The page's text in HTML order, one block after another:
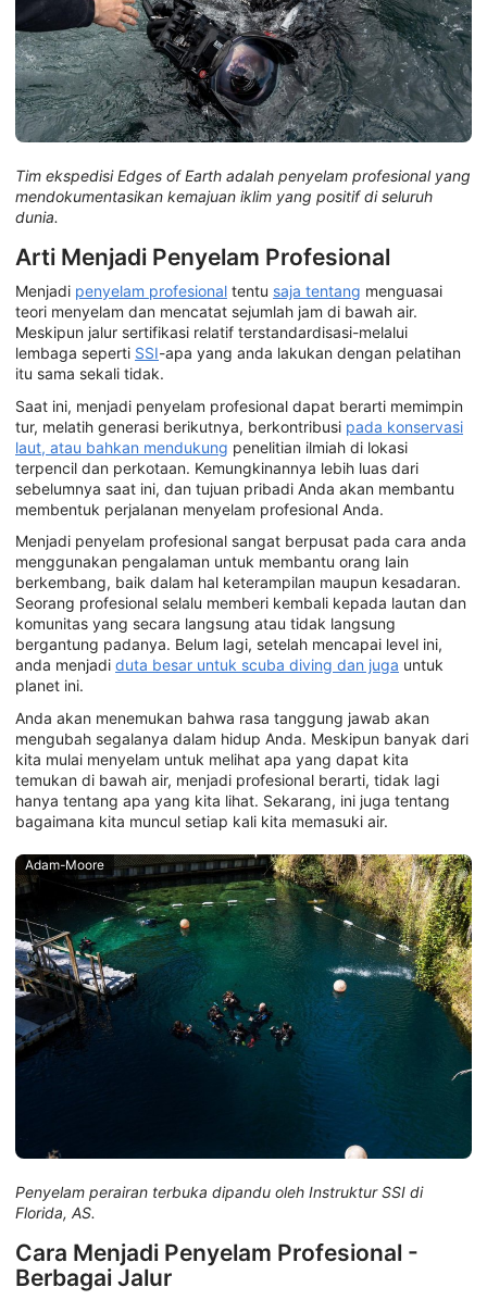
Tim ekspedisi Edges of Earth adalah penyelam profesional yang
mendokumentasikan kemajuan iklim yang positif di seluruh
dunia.
Arti Menjadi Penyelam Profesional
Menjadi penyelam profesional tentu saja tentang menguasai
teori menyelam dan mencatat sejumlah jam di bawah air.
Meskipun jalur sertifikasi relatif terstandardisasi-melalui
lembaga seperti SSI-apa yang anda lakukan dengan pelatihan
itu sama sekali tidak.
Saat ini, menjadi penyelam profesional dapat berarti memimpin
tur, melatih generasi berikutnya, berkontribusi pada konservasi
laut, atau bahkan mendukung penelitian ilmiah di lokasi
terpencil dan perkotaan. Kemungkinannya lebih luas dari
sebelumnya saat ini, dan tujuan pribadi Anda akan membantu
membentuk perjalanan menyelam profesional Anda.
Menjadi penyelam profesional sangat berpusat pada cara anda
menggunakan pengalaman untuk membantu orang lain
berkembang, baik dalam hal keterampilan maupun kesadaran.
Seorang profesional selalu memberi kembali kepada lautan dan
komunitas yang secara langsung atau tidak langsung
bergantung padanya. Belum lagi, setelah mencapai level ini,
anda menjadi duta besar untuk scuba diving dan juga untuk
planet ini.
Anda akan menemukan bahwa rasa tanggung jawab akan
mengubah segalanya dalam hidup Anda. Meskipun banyak dari
kita mulai menyelam untuk melihat apa yang dapat kita
temukan di bawah air, menjadi profesional berarti, tidak lagi
hanya tentang apa yang kita lihat. Sekarang, ini juga tentang
bagaimana kita muncul setiap kali kita memasuki air.
Adam-Moore
Penyelam perairan terbuka dipandu oleh Instruktur SSI di
Florida, AS.
Cara Menjadi Penyelam Profesional -
Berbagai Jalur